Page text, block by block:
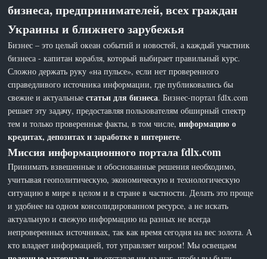
бизнеса, предпринимателей, всех граждан
Украины и ближнего зарубежья
Бизнес – это целый океан событий и новостей, а каждый участник
бизнеса - капитан корабля, который выбирает правильный курс.
Сложно держать руку «на пульсе», если нет проверенного
справедливого источника информации, где публиковались бы
свежие и актуальныестатьи для бизнеса. Бизнес-портал fdlx.com
решает эту задачу, предоставляя пользователям обширный спектр
тем и только проверенные факты, в том числе,информацию о
кредитах, депозитах и заработке в интернете.
Миссия информационного портала fdlx.com
Принимать взвешенные и обоснованные решения необходимо,
учитывая геополитическую, экономическую и технологическую
ситуацию в мире в целом и в стране в частности. Делать это проще
и удобнее на одном консолидированном ресурсе, а не искать
актуальную и свежую информацию на разных не всегда
непроверенных источниках, так как время сегодня на вес золота. А
кто владеет информацией, тот управляет миром! Мы освещаем